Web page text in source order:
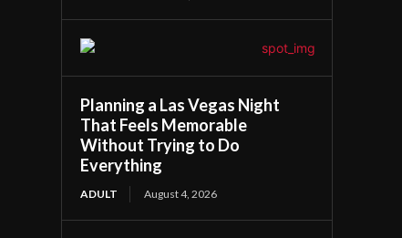
Planning a Las Vegas Night
That Feels Memorable
Without Trying to Do
Everything
ADULT August 4, 2026